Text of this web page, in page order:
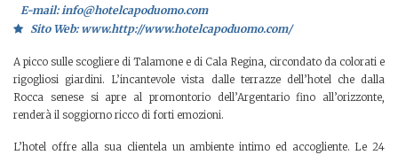
E-mail: info@hotelcapoduomo.com
Sito Web: www.http://www.hotelcapoduomo.com/
A picco sulle scogliere di Talamone e di Cala Regina, circondato da colorati e
rigogliosi giardini. L’incantevole vista dalle terrazze dell’hotel che dalla
Rocca senese si apre al promontorio dell’Argentario fino all’orizzonte,
renderà il soggiorno ricco di forti emozioni.
L’hotel offre alla sua clientela un ambiente intimo ed accogliente. Le 24